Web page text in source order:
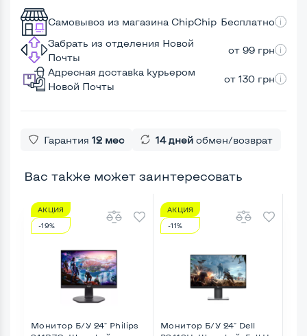
Самовывоз из магазина ChipChip Бесплатно
Забрать из отделения Новой
Почты
от 99 грн
Адресная доставка курьером
Новой Почты
от 130 грн
Гарантия 12 мес 14 дней обмен/возврат
Вас также может заинтересовать
АКЦИЯ
-19%
Монитор Б/У 24" Philips
АКЦИЯ
-11%
Монитор Б/У 24" Dell